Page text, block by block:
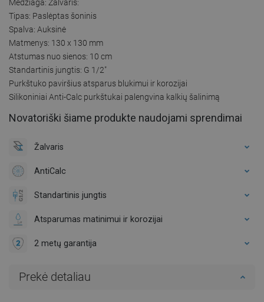
Medžiaga: Žalvaris:
Tipas: Paslėptas šoninis
Spalva: Auksinė
Matmenys: 130 x 130 mm
Atstumas nuo sienos: 10 cm
Standartinis jungtis: G 1/2"
Purkštuko paviršius atsparus blukimui ir korozijai
Silikoniniai Anti-Calc purkštukai palengvina kalkių šalinimą
Novatoriški šiame produkte naudojami sprendimai
Žalvaris
AntiCalc
Standartinis jungtis
Atsparumas matinimui ir korozijai
2 metų garantija
Prekė detaliau